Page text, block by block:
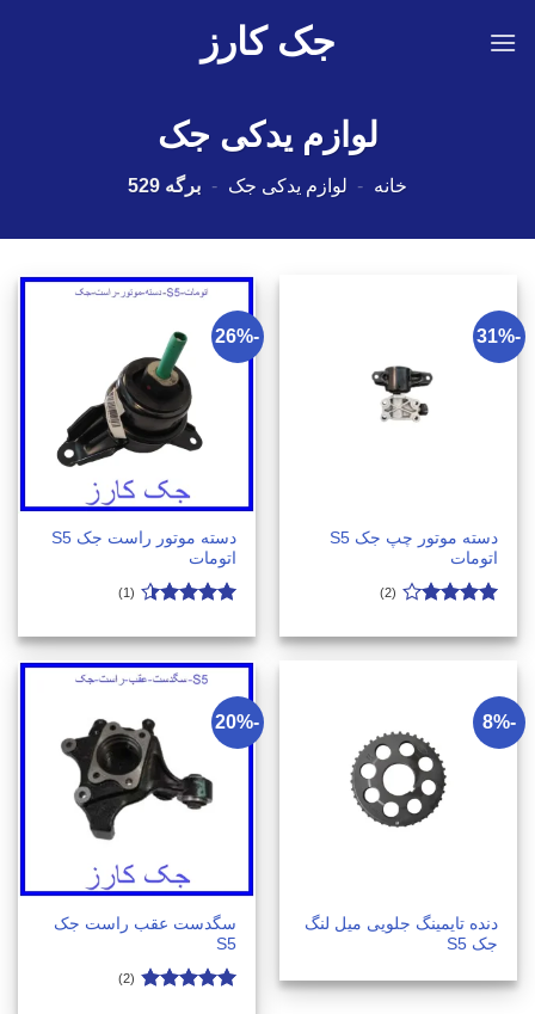
جک کارز
لوازم یدکی جک
خانه - لوازم یدکی جک - برگه 529
-31%
دسته موتور چپ جک S5
اتومات
4.05از 5
(2)
-26%
دسته موتور راست جک S5
اتومات
از 5
(1)
-8%
دنده تایمینگ جلویی میل لنگ
جک S5
-20%
سگدست عقب راست جک
S5
(2)